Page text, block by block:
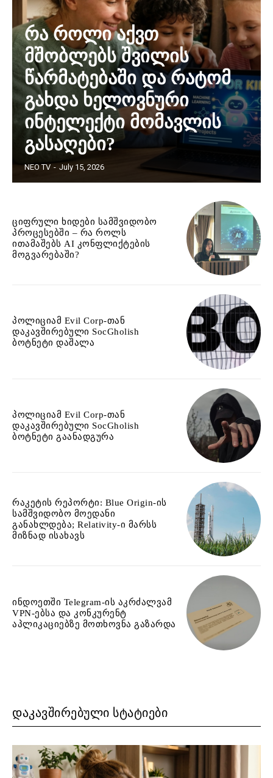
რა როლი აქვთ
მშობლებს შვილის
წარმატებაში და რატომ
გახდა ხელოვნური
ინტელექტი მომავლის
გასაღები?
NEO TV - July 15, 2026
ციფრული ხიდები სამშვიდობო
პროცესებში – რა როლს
ითამაშებს AI კონფლიქტების
მოგვარებაში?
პოლიციამ Evil Corp-თან
დაკავშირებული SocGholish
ბოტნეტი დაშალა
პოლიციამ Evil Corp-თან
დაკავშირებული SocGholish
ბოტნეტი გაანადგურა
რაკეტის რეპორტი: Blue Origin-ის
სამშვიდობო მოედანი
განახლდება; Relativity-ი მარსს
მიზნად ისახავს
ინდოეთში Telegram-ის აკრძალვამ
VPN-ებსა და კონკურენტ
აპლიკაციებზე მოთხოვნა გაზარდა
ᲓᲐᲙᲐᲕᲨᲘᲠᲔᲑᲣᲚᲘ ᲡᲢᲐᲢᲘᲔᲑᲘ